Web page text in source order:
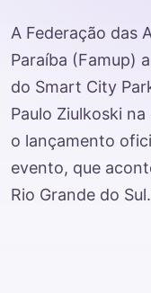
Campina
A Federação das
Paraíba (Famup)
do Smart City
Paulo Ziulkoski
o lançamento
evento, que
Rio Grande do Sul.